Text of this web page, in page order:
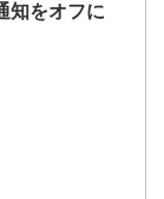
知をオフに